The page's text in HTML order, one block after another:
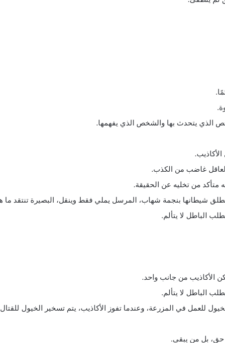
الذي يتحدث بها والشخص الذي يفهمها.
غاضب من الكذب.
متأكد من تخليه عن الحقيقة.
تطلق شيطانها بنجمة شهاب، المرسل يملي فقط وينقل، البصيرة
الباطل لا يتألم.
الأكاذيب من جانب واحد.
الباطل لا يتألم.
للعمل في المزرعة، وعندما تفوز الأكاذيب، يتم تسخير الخيول
بل من يبقى.